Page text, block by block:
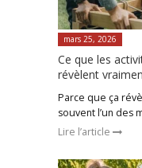
mars 25, 2026
Ce que les
révèlent
Parce que ça
souvent l’un des
Lire l’article